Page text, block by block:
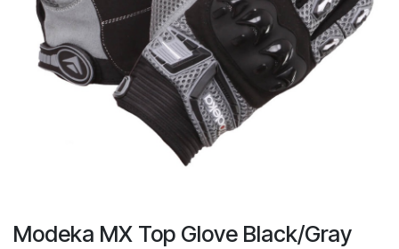
Modeka MX Top Glove Black/Gray